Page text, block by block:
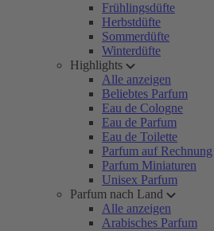
Frühlingsdüfte
Herbstdüfte
Sommerdüfte
Winterdüfte
Highlights
Alle anzeigen
Beliebtes Parfum
Eau de Cologne
Eau de Parfum
Eau de Toilette
Parfum auf Rechnung
Parfum Miniaturen
Unisex Parfum
Parfum nach Land
Alle anzeigen
Arabisches Parfum